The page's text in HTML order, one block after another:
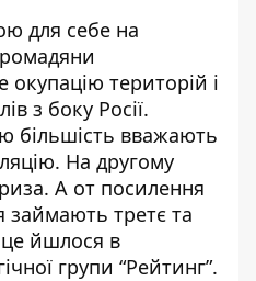
для себе на
територій і
з боку Росії.
більшість вважають
На другому
А от посилення
займають третє та
йшлося в
групи “Рейтинг”.